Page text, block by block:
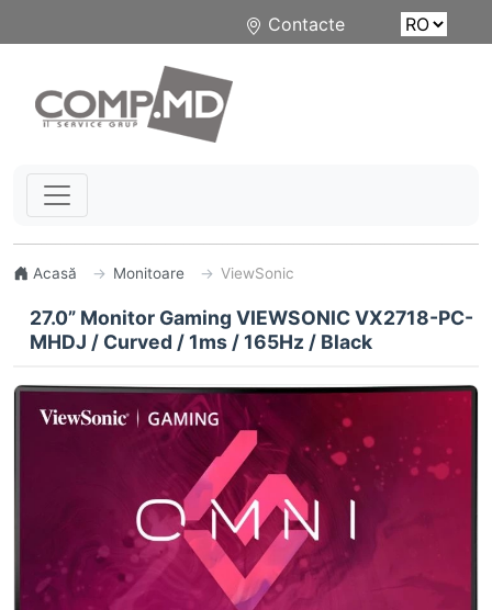
Contacte
Acasă Monitoare ViewSonic
27.0” Monitor Gaming VIEWSONIC VX2718-PC-
MHDJ / Curved / 1ms / 165Hz / Black